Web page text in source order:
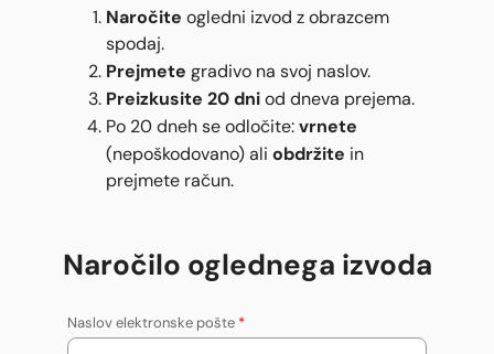
Naročite ogledni izvod z obrazcem
spodaj.
Prejmete gradivo na svoj naslov.
Preizkusite 20 dni od dneva prejema.
Po 20 dneh se odločite: vrnete
(nepoškodovano) ali obdržite in
prejmete račun.
Naročilo oglednega izvoda
Naslov elektronske pošte *